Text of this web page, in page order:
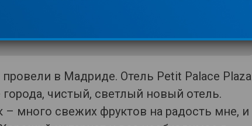
источников. В случае наличия прав на данный
для решения вопроса о корректном указании
Показать контакты
в Мадриде. Отель Petit Palace Plaza
чистый, светлый новый отель.
– много свежих фруктов на радость мне, и